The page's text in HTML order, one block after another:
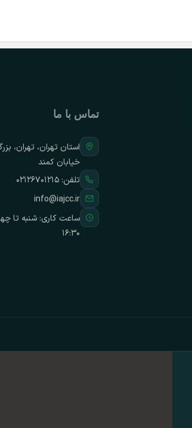
تماس با ما
استان تهران، تهران،
خیابان کمند
تلفن:۰۲۱۲۶۷۰۱۲۱۵
info@iajcc.ir
۱۶:۳۰